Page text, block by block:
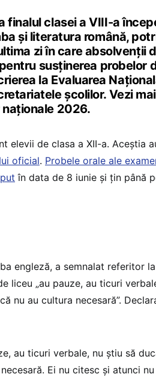
finalul clasei a VIII-a
și literatura română,
zi în care absolvenții
susținerea probelor
la Evaluarea
școlilor. Vezi
2026.
elevii de clasa a XII-a. Aceștia
oficial. Probele orale ale
în data de 8 iunie și țin până
engleză, a semnalat referitor
liceu „au pauze, au ticuri
nu au cultura necesară”.
au ticuri verbale, nu știu să
Ei nu citesc și atunci